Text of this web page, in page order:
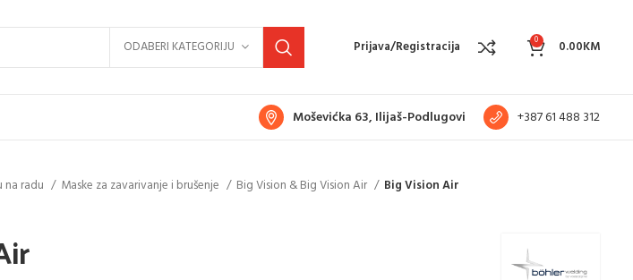
ODABERI KATEGORIJU Prijava/Registracija 0 0.00KM
Moševićka 63, Ilijaš-Podlugovi +387 61 488 312
na radu Maske za zavarivanje i brušenje Big Vision & Big Vision Air Big Vision Air